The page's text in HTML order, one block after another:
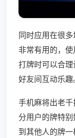
同时应用在很
非常有用的，
打牌时可以合
好友间互动乐趣
手机麻将出老
分用户的牌特
到其他人的牌